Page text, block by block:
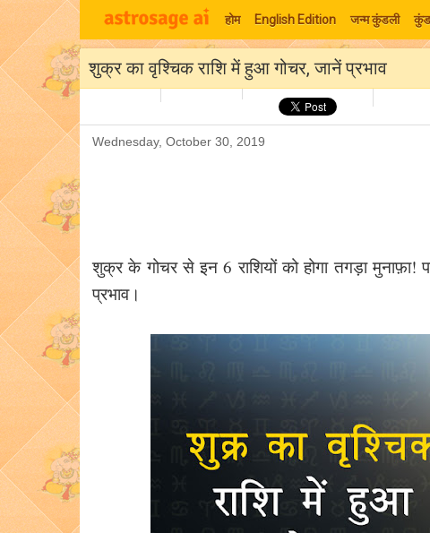
होम English Edition जन्म कुंडली
शुक्र का वृश्चिक राशि में हुआ गोचर, जानें प्रभाव
Wednesday, October 30, 2019
शुक्र के गोचर से इन 6 राशियों को होगा तगड़ा मुनाफ़ा!
प्रभाव।